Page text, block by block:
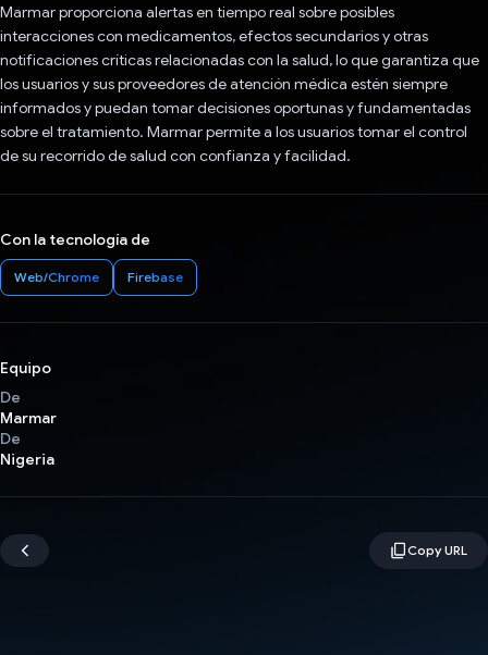
Marmar proporciona alertas en tiempo real sobre posibles
interacciones con medicamentos, efectos secundarios y otras
notificaciones críticas relacionadas con la salud, lo que garantiza que
los usuarios y sus proveedores de atención médica estén siempre
informados y puedan tomar decisiones oportunas y fundamentadas
sobre el tratamiento. Marmar permite a los usuarios tomar el control
de su recorrido de salud con confianza y facilidad.
Con la tecnología de
Web/Chrome Firebase
Equipo
De
Marmar
De
Nigeria